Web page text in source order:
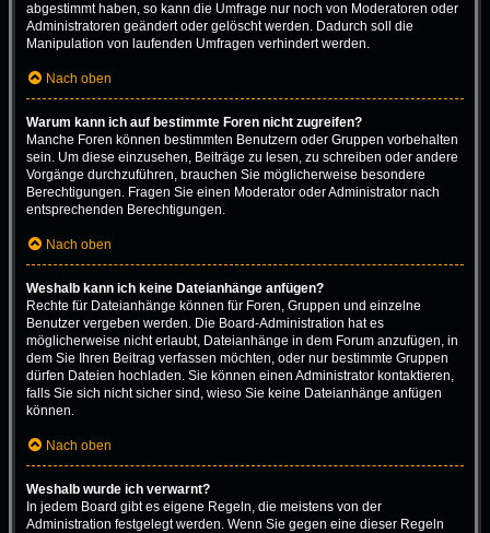
abgestimmt haben, so kann die Umfrage nur noch von Moderatoren oder
Administratoren geändert oder gelöscht werden. Dadurch soll die
Manipulation von laufenden Umfragen verhindert werden.
Nach oben
Warum kann ich auf bestimmte Foren nicht zugreifen?
Manche Foren können bestimmten Benutzern oder Gruppen vorbehalten
sein. Um diese einzusehen, Beiträge zu lesen, zu schreiben oder andere
Vorgänge durchzuführen, brauchen Sie möglicherweise besondere
Berechtigungen. Fragen Sie einen Moderator oder Administrator nach
entsprechenden Berechtigungen.
Nach oben
Weshalb kann ich keine Dateianhänge anfügen?
Rechte für Dateianhänge können für Foren, Gruppen und einzelne
Benutzer vergeben werden. Die Board-Administration hat es
möglicherweise nicht erlaubt, Dateianhänge in dem Forum anzufügen, in
dem Sie Ihren Beitrag verfassen möchten, oder nur bestimmte Gruppen
dürfen Dateien hochladen. Sie können einen Administrator kontaktieren,
falls Sie sich nicht sicher sind, wieso Sie keine Dateianhänge anfügen
können.
Nach oben
Weshalb wurde ich verwarnt?
In jedem Board gibt es eigene Regeln, die meistens von der
Administration festgelegt werden. Wenn Sie gegen eine dieser Regeln